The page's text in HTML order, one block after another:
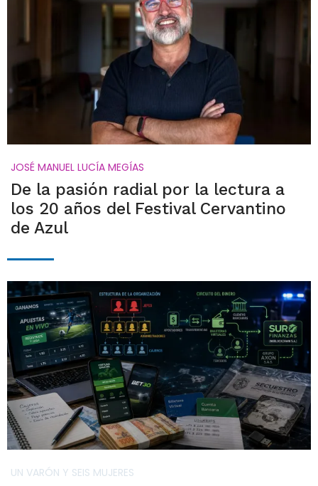
JOSÉ MANUEL LUCÍA MEGÍAS
De la pasión radial por la lectura a
los 20 años del Festival Cervantino
de Azul
UN VARÓN Y SEIS MUJERES